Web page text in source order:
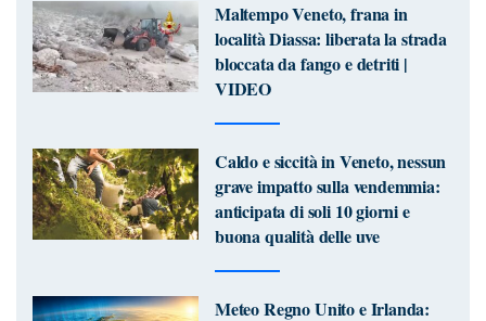
Maltempo Veneto, frana in
località Diassa: liberata la strada
bloccata da fango e detriti |
VIDEO
Caldo e siccità in Veneto, nessun
grave impatto sulla vendemmia:
anticipata di soli 10 giorni e
buona qualità delle uve
Meteo Regno Unito e Irlanda: